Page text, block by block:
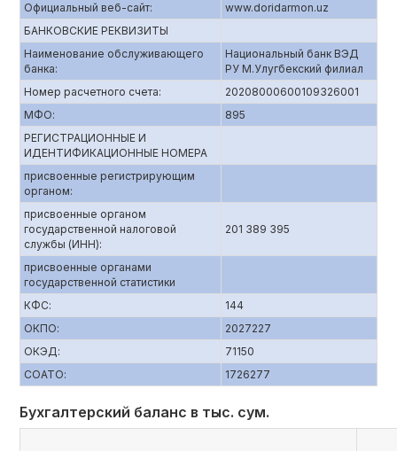
Официальный веб-сайт:
www.doridarmon.uz
БАНКОВСКИЕ РЕКВИЗИТЫ
Наименование обслуживающего
банка:
Национальный банк ВЭД
РУ М.Улугбекский филиал
Номер расчетного счета:
20208000600109326001
МФО:
895
РЕГИСТРАЦИОННЫЕ И
ИДЕНТИФИКАЦИОННЫЕ НОМЕРА
присвоенные регистрирующим
органом:
присвоенные органом
государственной налоговой
службы (ИНН):
201 389 395
присвоенные органами
государственной статистики
КФС:
144
ОКПО:
2027227
ОКЭД:
71150
СОАТО:
1726277
Бухгалтерский баланс в тыс. сум.